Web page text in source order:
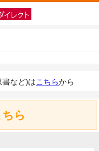
書など)はこちらから
ら